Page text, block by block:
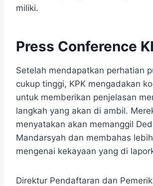
miliki.
Press Conference
Setelah mendapatkan perhatian
cukup tinggi, KPK mengadakan
untuk memberikan penjelasan
langkah yang akan di ambil.
menyatakan akan memanggil
Mandarsyah dan membahas
mengenai kekayaan yang di
Direktur Pendaftaran dan